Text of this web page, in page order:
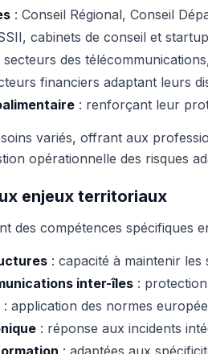
: Conseil Régional, Conseil
cabinets de conseil et
secteurs des
financiers adaptant leurs
: renforçant leur
variés, offrant aux
opérationnelle des risques
enjeux territoriaux
des compétences spécifiques
: capacité à maintenir
inter-îles :
: application des normes
: réponse aux incidents
: adaptées aux